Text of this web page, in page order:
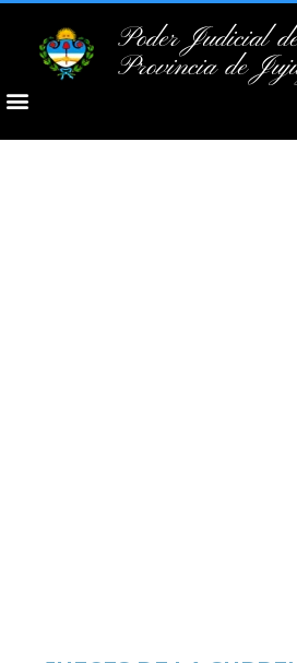
Poder Judicial
Provincia de